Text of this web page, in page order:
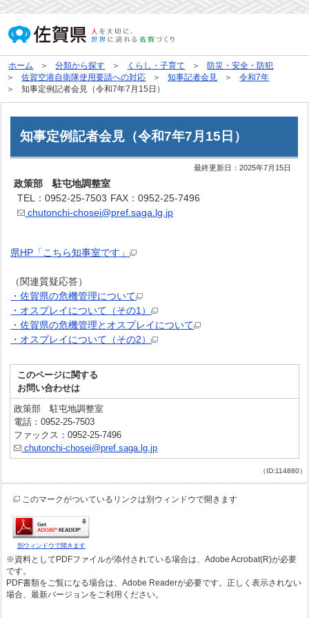
ホーム 分類から探す くらし・子育て
防災・安全・防犯
佐賀空港自衛隊使用要請への対応
知事記者会見
令和7年
知事定例記者会見（令和7年7月15日）
知事定例記者会見（令和7年7月15日）
最終更新日：2025年7月15日
政策部 駐屯地調整室
TEL：0952-25-7503 FAX：0952-25-7496
chutonchi-chosei@pref.saga.lg.jp
県HP「こちら知事室です」
（関連質疑応答）
・佐賀県の危機管理について
・オスプレイについて（その1）
・佐賀県の危機管理とオスプレイについて
・オスプレイについて（その2）
このページに関する
お問い合わせは
政策部 駐屯地調整室
電話：0952-25-7503
ファックス：0952-25-7496
chutonchi-chosei@pref.saga.lg.jp
（ID:114880）
このマークがついているリンクは別ウィンドウで開きます
別ウィンドウで開きます
※資料としてPDFファイルが添付されている場合は、Adobe Acrobat(R)が必要
です。
PDF書類をご覧になる場合は、Adobe Readerが必要です。正しく表示されない
場合、最新バージョンをご利用ください。